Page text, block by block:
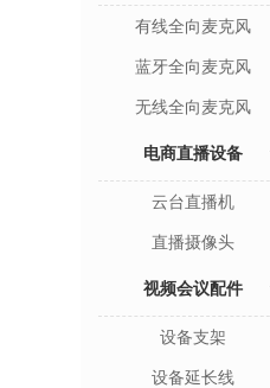
有线全向麦克风
蓝牙全向麦克风
无线全向麦克风
电商直播设备
云台直播机
直播摄像头
视频会议配件
设备支架
设备延长线